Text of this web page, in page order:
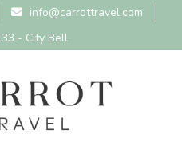
info@carrottravel.com
- City Bell